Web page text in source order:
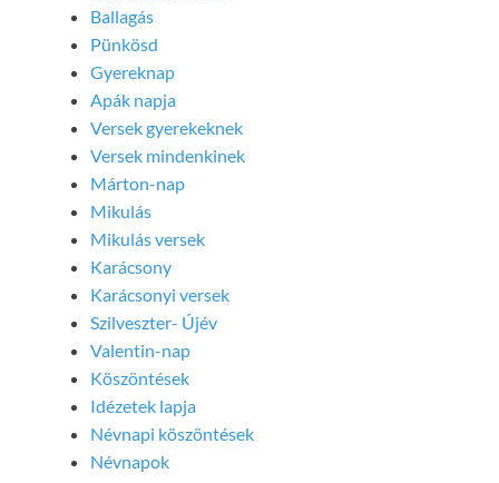
Ballagás
Pünkösd
Gyereknap
Apák napja
Versek gyerekeknek
Versek mindenkinek
Márton-nap
Mikulás
Mikulás versek
Karácsony
Karácsonyi versek
Szilveszter- Újév
Valentin-nap
Köszöntések
Idézetek lapja
Névnapi köszöntések
Névnapok